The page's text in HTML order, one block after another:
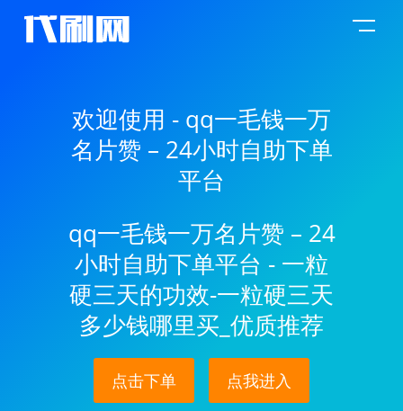
欢迎使用 - qq一毛钱一万
名片赞 – 24小时自助下单
平台
qq一毛钱一万名片赞 – 24
小时自助下单平台 - 一粒
硬三天的功效-一粒硬三天
多少钱哪里买_优质推荐
点击下单 点我进入